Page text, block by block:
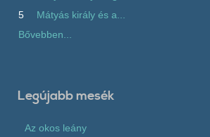
5
Mátyás király és a...
Bővebben...
Legújabb mesék
Az okos leány